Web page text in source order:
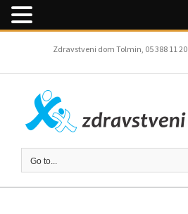
Skip
Zdravstveni dom Tolmin, 05 388 11 20
Go to...